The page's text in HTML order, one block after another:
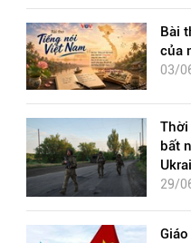
Bài
của
03/
Thời
bất
29/